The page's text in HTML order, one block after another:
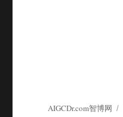
AIGCDr.com智博网